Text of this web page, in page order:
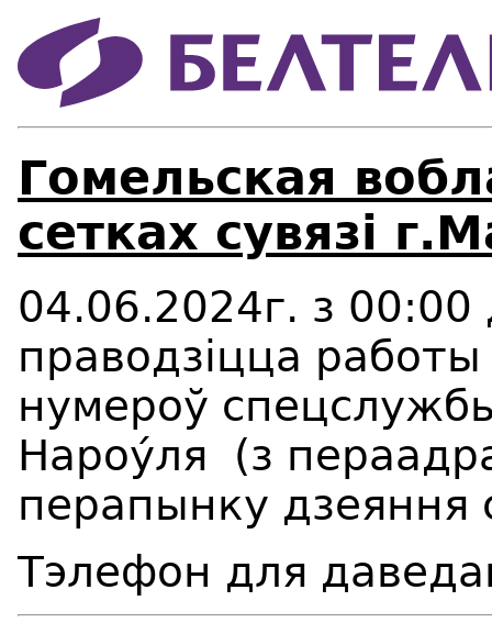
Гомельская
сетках сувязі
04.06.2024г. з
праводзіцца
нумероў
Нароýля (з
перапынку дзеяння
Тэлефон для